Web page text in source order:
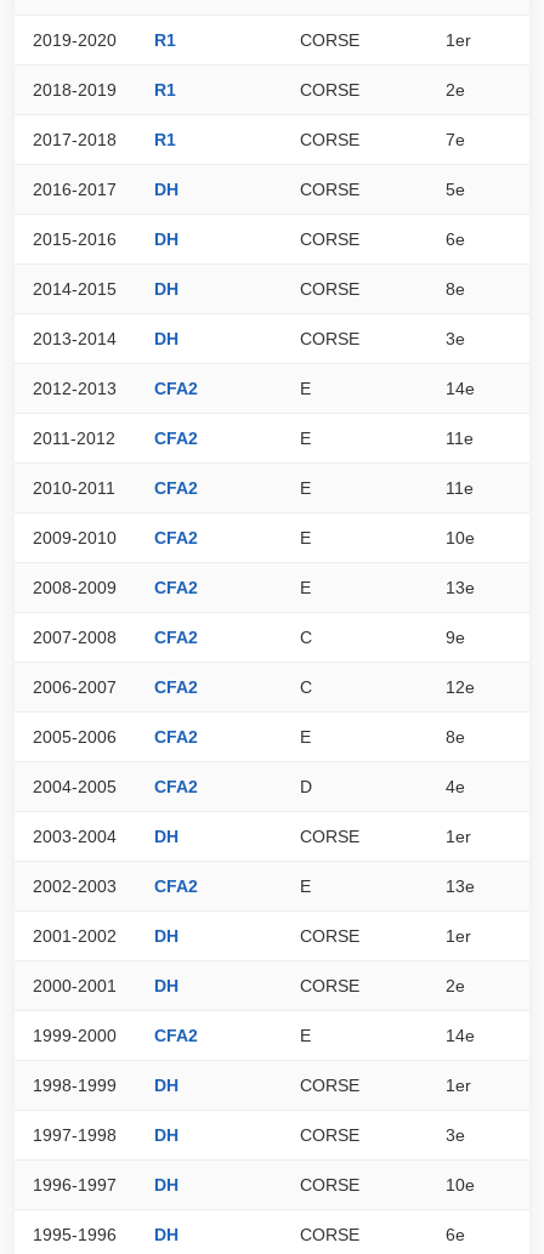
2019-2020 R1 CORSE 1er
2018-2019 R1 CORSE 2e
2017-2018 R1 CORSE 7e
2016-2017 DH CORSE 5e
2015-2016 DH CORSE 6e
2014-2015 DH CORSE 8e
2013-2014 DH CORSE 3e
2012-2013 CFA2 E 14e
2011-2012 CFA2 E 11e
2010-2011 CFA2 E 11e
2009-2010 CFA2 E 10e
2008-2009 CFA2 E 13e
2007-2008 CFA2 C 9e
2006-2007 CFA2 C 12e
2005-2006 CFA2 E 8e
2004-2005 CFA2 D 4e
2003-2004 DH CORSE 1er
2002-2003 CFA2 E 13e
2001-2002 DH CORSE 1er
2000-2001 DH CORSE 2e
1999-2000 CFA2 E 14e
1998-1999 DH CORSE 1er
1997-1998 DH CORSE 3e
1996-1997 DH CORSE 10e
1995-1996 DH CORSE 6e